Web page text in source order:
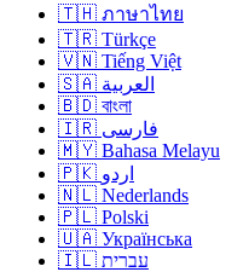
🇹🇭 ภาษาไทย
🇹🇷 Türkçe
🇻🇳 Tiếng Việt
🇸🇦 العربية
🇧🇩 বাংলা
🇮🇷 فارسی
🇲🇾 Bahasa Melayu
🇵🇰 اردو
🇳🇱 Nederlands
🇵🇱 Polski
🇺🇦 Українська
🇮🇱 עברית